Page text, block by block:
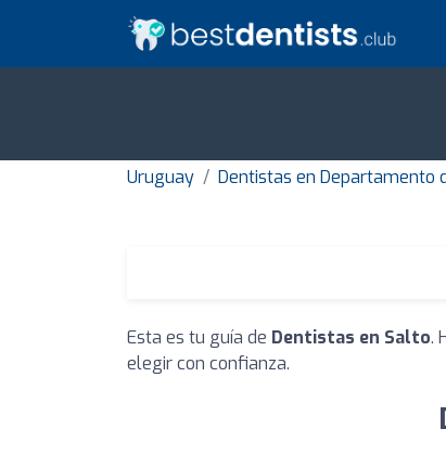
Uruguay Dentistas en Departamento
Esta es tu guía de Dentistas en Salto.
elegir con confianza.